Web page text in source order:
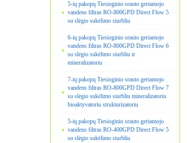
5-ių pakopų Tiesioginio srauto geriamojo
vandens filtras RO-800GPD Direct Flow 5
su slėgio sukėlimo siurbliu
6-ių pakopų Tiesioginio srauto geriamojo
vandens filtras RO-800GPD Direct Flow 6
su slėgio sukėlimo siurbliu ir
mineralizatoriu
7-ių pakopų Tiesioginio srauto geriamojo
vandens filtras RO-800GPD Direct Flow 7
su slėgio sukėlimo siurbliu mineralizatoriu
bioaktyvatoriu strukturizatoriu
5-ių pakopų Tiesioginio srauto geriamojo
vandens filtras RO-400GPD Direct Flow 5
su slėgio sukėlimo siurbliu